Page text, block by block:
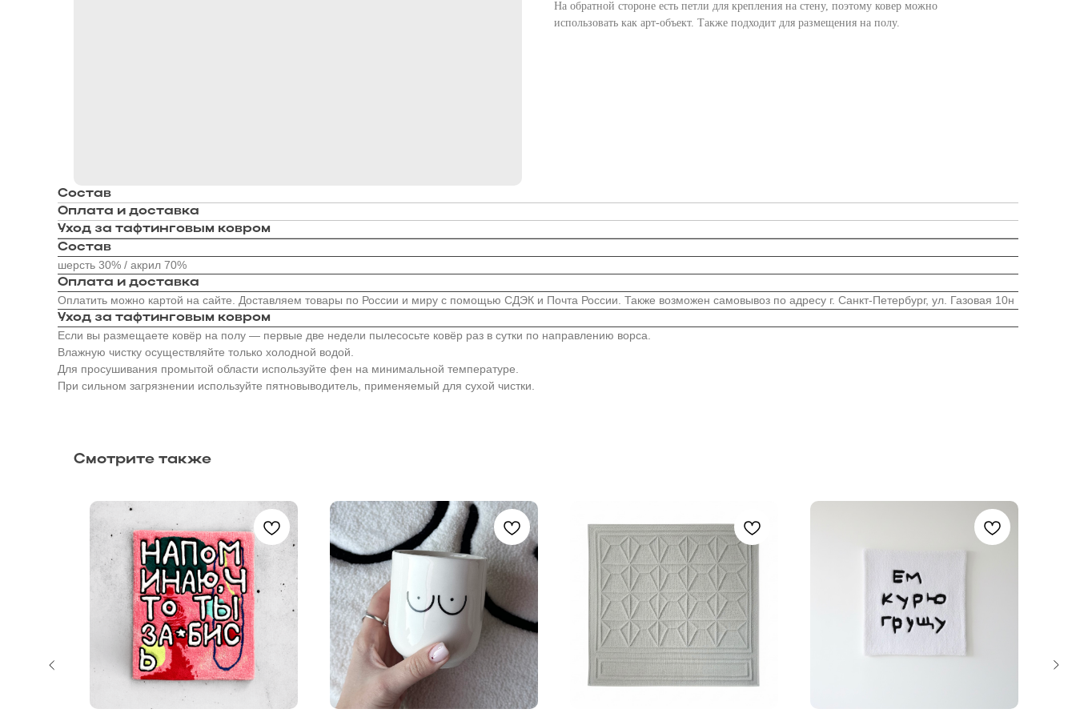
На обратной стороне есть петли для крепления на стену, поэтому ковер можно
использовать как арт-объект. Также подходит для размещения на полу.
Состав
Оплата и доставка
Уход за тафтинговым ковром
Состав
шерсть 30% / акрил 70%
Оплата и доставка
Оплатить можно картой на сайте. Доставляем товары по России и миру с помощью СДЭК и Почта России. Также возможен самовывоз по адресу г. Санкт-Петербург, ул. Газовая 10н
Уход за тафтинговым ковром
Если вы размещаете ковёр на полу — первые две недели пылесосьте ковёр раз в сутки по направлению ворса.
Влажную чистку осуществляйте только холодной водой.
Для просушивания промытой области используйте фен на минимальной температуре.
При сильном загрязнении используйте пятновыводитель, применяемый для сухой чистки.
Смотрите также